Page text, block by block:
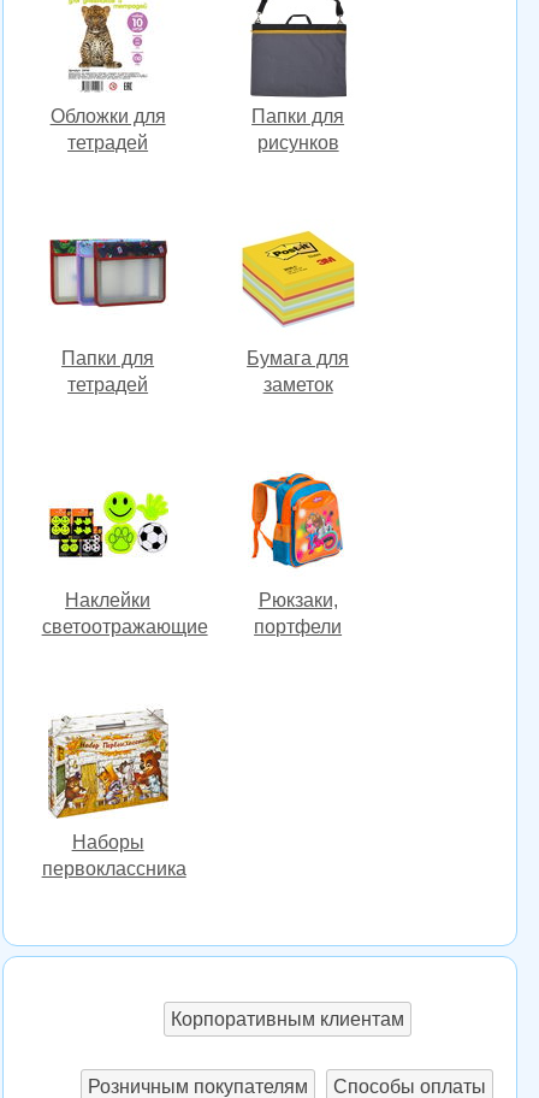
Обложки для
тетрадей
Папки для
рисунков
Папки для
тетрадей
Бумага для
заметок
Наклейки
светоотражающие
Рюкзаки,
портфели
Наборы
первоклассника
Корпоративным клиентам
Розничным покупателям Способы оплаты